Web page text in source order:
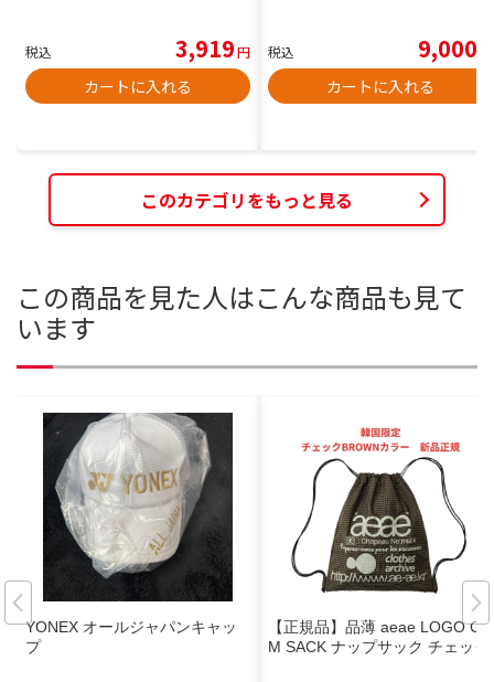
税込 3,919円
カートに入れる
税込 9,000
カートに入れる
このカテゴリをもっと見る
この商品を見た人はこんな商品も見て
います
YONEX オールジャパンキャッ
プ
【正規品】品薄 aeae LOGO GY
M SACK ナップサック チェック